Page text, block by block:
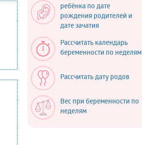
ребёнка по дате
рождения родителей и
дате зачатия
Рассчитать календарь
беременности по неделям
Рассчитать дату родов
Вес при беременности по
неделям